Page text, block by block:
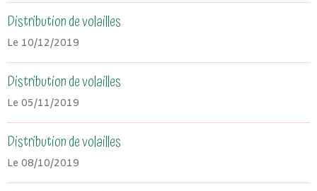
Distribution de volailles
Le 10/12/2019
Distribution de volailles
Le 05/11/2019
Distribution de volailles
Le 08/10/2019